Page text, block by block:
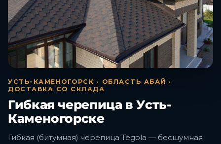
УСТЬ-КАМЕНОГОРСК · ОБЛАСТЬ АБАЙ ·
ДОСТАВКА СО СКЛАДА
Гибкая черепица в Усть-
Каменогорске
Гибкая (битумная) черепица Tegola — бесшумная